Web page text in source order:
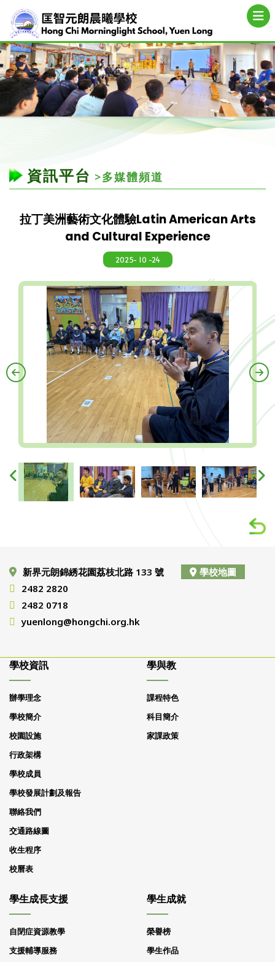
資訊平台 >多媒體頻道
拉丁美洲藝術文化體驗Latin American Arts
and Cultural Experience
2025- 10 -24
新界元朗錦綉花園荔枝北路 133 號
學校地圖
2482 2820
2482 0718
yuenlong@hongchi.org.hk
學校資訊
辦學理念
學校簡介
校園設施
行政架構
學校成員
學校發展計劃及報告
聯絡我們
交通路線圖
收生程序
校曆表
學與教
課程特色
科目簡介
家課政策
學生成長支援
自閉症資源教學
支援輔導服務
學生成就
榮譽榜
學生作品